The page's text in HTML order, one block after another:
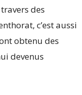
des
c’est aussi
obtenu des
devenus